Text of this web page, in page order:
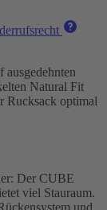
Natural Fit
Rucksack optimal
Der CUBE
viel Stauraum.
und